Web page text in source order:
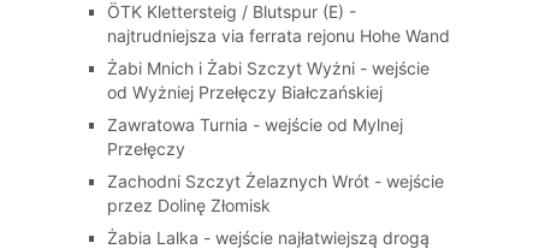
ÖTK Klettersteig / Blutspur (E) -
najtrudniejsza via ferrata rejonu Hohe Wand
Żabi Mnich i Żabi Szczyt Wyżni - wejście
od Wyżniej Przełęczy Białczańskiej
Zawratowa Turnia - wejście od Mylnej
Przełęczy
Zachodni Szczyt Żelaznych Wrót - wejście
przez Dolinę Złomisk
Żabia Lalka - wejście najłatwiejszą drogą